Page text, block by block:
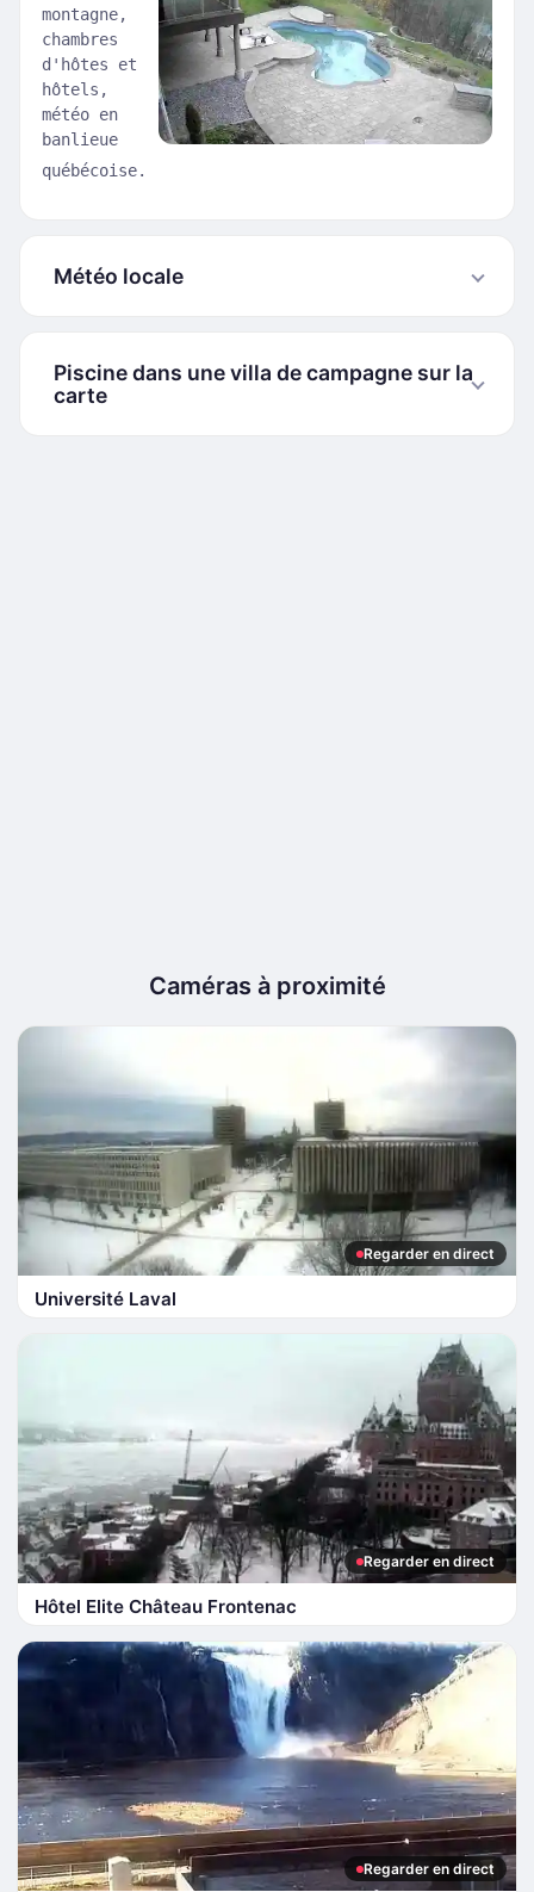
montagne,
chambres
d'hôtes et
hôtels,
météo en
banlieue
québécoise.
Météo locale
Piscine dans une villa de campagne sur la
carte
Caméras à proximité
Regarder en direct
Université Laval
Regarder en direct
Hôtel Elite Château Frontenac
Regarder en direct